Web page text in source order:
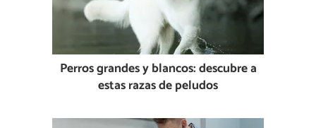
Perros grandes y blancos: descubre a
estas razas de peludos